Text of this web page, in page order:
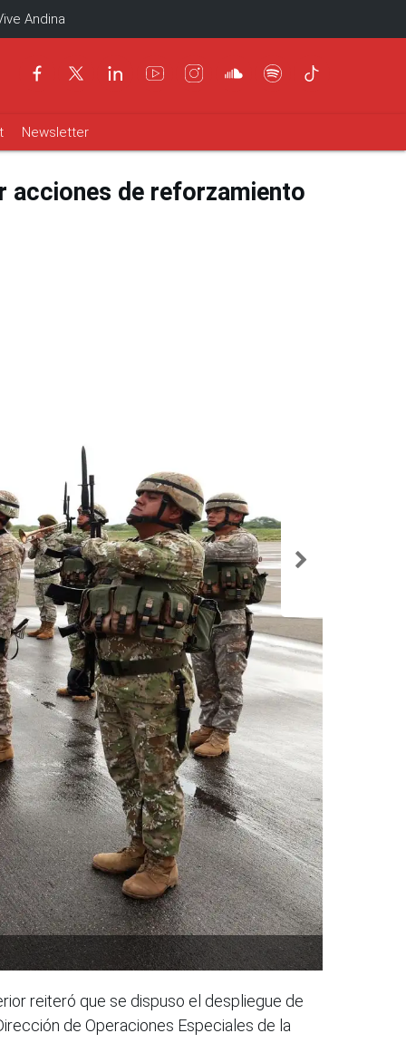
Andina
Newsletter
acciones de reforzamiento
reiteró que se dispuso el despliegue de
de Operaciones Especiales de la